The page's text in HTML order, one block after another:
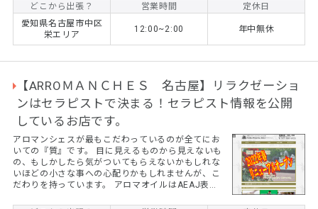
どこから出張？ 営業時間
定休日
愛知県名古屋市中区
栄エリア
12:00~2:00 年中無休
【ARROＭＡＮＣＨＥＳ 名古屋】リラクゼーショ
ンはセラピストで決まる！セラピスト情報を公開
しているお店です。
アロマンシェスが最もこだわっているのが全てにお
いての『質』です。 目に見えるものから見えないも
の、もしかしたら気がついてもらえないかもしれな
いほどの小さな事への心配りかもしれませんが、こ
だわりを持っています。 アロマオイルはAEAJ表示